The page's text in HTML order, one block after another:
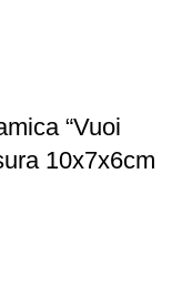
“Vuoi
10x7x6cm